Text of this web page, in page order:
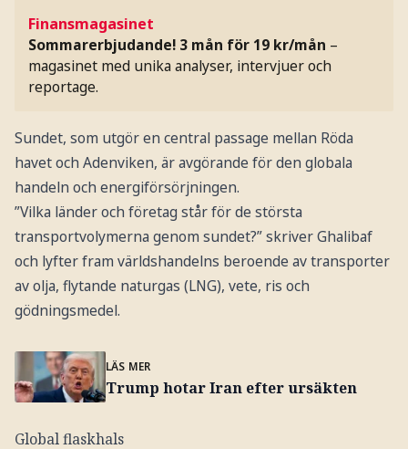
Finansmagasinet
Sommarerbjudande! 3 mån för 19 kr/mån –
magasinet med unika analyser, intervjuer och
reportage.
Sundet, som utgör en central passage mellan Röda
havet och Adenviken, är avgörande för den globala
handeln och energiförsörjningen.
”Vilka länder och företag står för de största
transportvolymerna genom sundet?” skriver Ghalibaf
och lyfter fram världshandelns beroende av transporter
av olja, flytande naturgas (LNG), vete, ris och
gödningsmedel.
LÄS MER
Trump hotar Iran efter ursäkten
Global flaskhals